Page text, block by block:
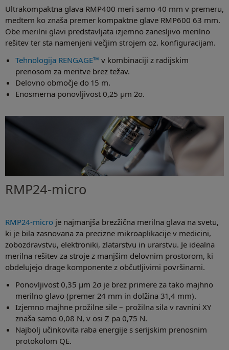
Ultrakompaktna glava RMP400 meri samo 40 mm v premeru,
medtem ko znaša premer kompaktne glave RMP600 63 mm.
Obe merilni glavi predstavljata izjemno zanesljivo merilno
rešitev ter sta namenjeni večjim strojem oz. konfiguracijam.
Tehnologija RENGAGE™ v kombinaciji z radijskim
prenosom za meritve brez težav.
Delovno območje do 15 m.
Enosmerna ponovljivost 0,25 µm 2σ.
RMP24-micro
RMP24-micro je najmanjša brezžična merilna glava na svetu,
ki je bila zasnovana za precizne mikroaplikacije v medicini,
zobozdravstvu, elektroniki, zlatarstvu in urarstvu. Je idealna
merilna rešitev za stroje z manjšim delovnim prostorom, ki
obdelujejo drage komponente z občutljivimi površinami.
Ponovljivost 0,35 µm 2σ je brez primere za tako majhno
merilno glavo (premer 24 mm in dolžina 31,4 mm).
Izjemno majhne prožilne sile – prožilna sila v ravnini XY
znaša samo 0,08 N, v osi Z pa 0,75 N.
Najbolj učinkovita raba energije s serijskim prenosnim
protokolom QE.